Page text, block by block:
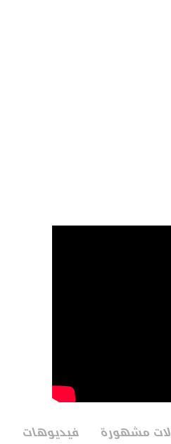
مشهورة فيديوهات